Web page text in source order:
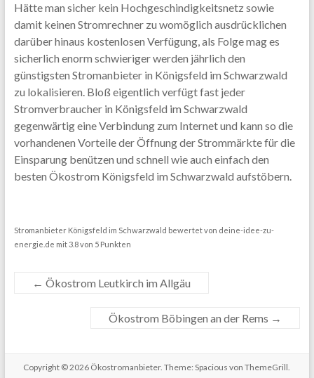
Hätte man sicher kein Hochgeschindigkeitsnetz sowie
damit keinen Stromrechner zu womöglich ausdrücklichen
darüber hinaus kostenlosen Verfügung, als Folge mag es
sicherlich enorm schwieriger werden jährlich den
günstigsten Stromanbieter in Königsfeld im Schwarzwald
zu lokalisieren. Bloß eigentlich verfügt fast jeder
Stromverbraucher in Königsfeld im Schwarzwald
gegenwärtig eine Verbindung zum Internet und kann so die
vorhandenen Vorteile der Öffnung der Strommärkte für die
Einsparung benützen und schnell wie auch einfach den
besten Ökostrom Königsfeld im Schwarzwald aufstöbern.
Stromanbieter Königsfeld im Schwarzwald bewertet von deine-idee-zu-
energie.de mit3.8von 5 Punkten
← Ökostrom Leutkirch im Allgäu
Ökostrom Böbingen an der Rems →
Copyright © 2026 Ökostromanbieter. Theme: Spacious von ThemeGrill.